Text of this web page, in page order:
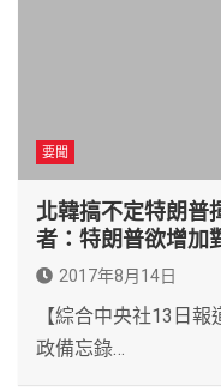
要聞
北韓搞不定特朗普
者：特朗普欲增加
2017年8月14日
【綜合中央社13日
政備忘錄…